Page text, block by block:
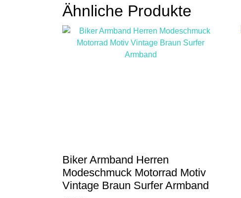
Varianten
auf.
Die
Optionen
können
Ähnliche Produkte
Biker Armband Herren
Modeschmuck Motorrad Motiv
Vintage Braun Surfer Armband